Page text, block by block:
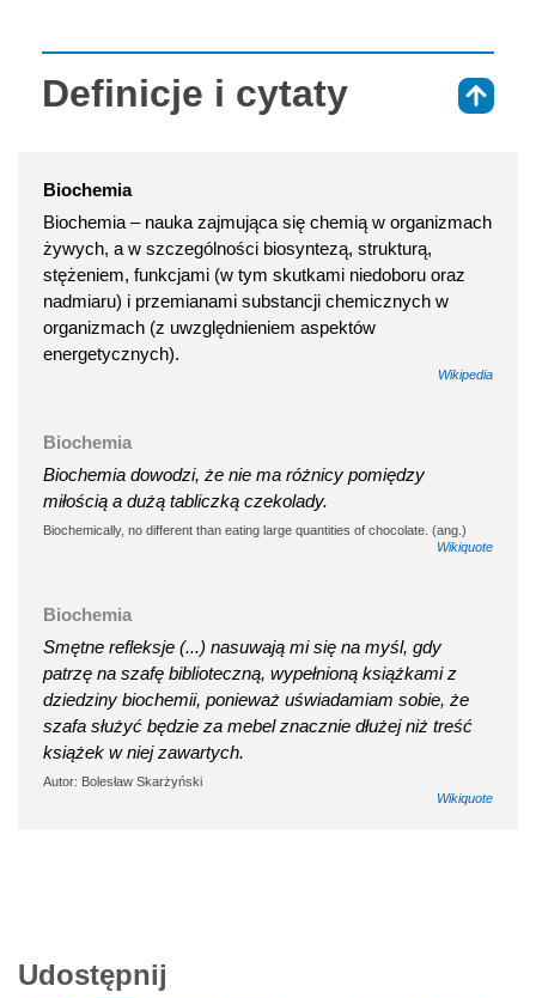
Definicje i cytaty
Biochemia
Biochemia – nauka zajmująca się chemią w organizmach
żywych, a w szczególności biosyntezą, strukturą,
stężeniem, funkcjami (w tym skutkami niedoboru oraz
nadmiaru) i przemianami substancji chemicznych w
organizmach (z uwzględnieniem aspektów
energetycznych).
Wikipedia
Biochemia
Biochemia dowodzi, że nie ma różnicy pomiędzy
miłością a dużą tabliczką czekolady.
Biochemically, no different than eating large quantities of chocolate. (ang.)
Wikiquote
Biochemia
Smętne refleksje (...) nasuwają mi się na myśl, gdy
patrzę na szafę biblioteczną, wypełnioną książkami z
dziedziny biochemii, ponieważ uświadamiam sobie, że
szafa służyć będzie za mebel znacznie dłużej niż treść
książek w niej zawartych.
Autor: Bolesław Skarżyński
Wikiquote
Udostępnij